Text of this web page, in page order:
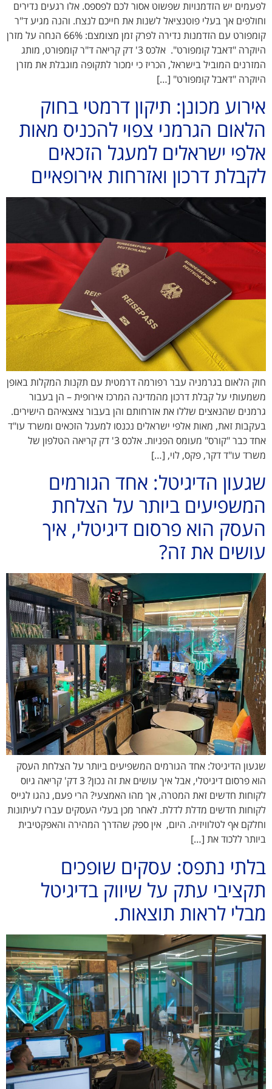
לפעמים יש הזדמנויות שפשוט אסור לכם לפספס. אלו רגעים נדירים
וחולפים אך בעלי פוטנציאל לשנות את חייכם לנצח. והנה מגיע ד"ר
קומפורט עם הזדמנות נדירה לפרק זמן מצומצם: 66% הנחה על מזרן
היוקרה "דאבל קומפורט". אלכס 3' דק קריאה ד"ר קומפורט, מותג
המזרנים המוביל בישראל, הכריז כי ימכור לתקופה מוגבלת את מזרן
היוקרה "דאבל קומפורט" […]
אירוע מכונן: תיקון דרמטי בחוק
הלאום הגרמני צפוי להכניס מאות
אלפי ישראלים למעגל הזכאים
לקבלת דרכון ואזרחות אירופאיים
חוק הלאום בגרמניה עבר רפורמה דרמטית עם תקנות המקלות באופן
משמעותי על קבלת דרכון מהמדינה המרכז אירופית – הן בעבור
גרמנים שהנאצים שללו את אזרחותם והן בעבור צאצאיהם הישירים.
בעקבות זאת, מאות אלפי ישראלים נכנסו למעגל הזכאים ומשרד עו"ד
אחד כבר "קורס" מעומס הפניות. אלכס 3' דק קריאה הטלפון של
משרד עו"ד דקר, פקס, לוי, […]
שגעון הדיגיטל: אחד הגורמים
המשפיעים ביותר על הצלחת
העסק הוא פרסום דיגיטלי, איך
עושים את זה?
שגעון הדיגיטל: אחד הגורמים המשפיעים ביותר על הצלחת העסק
הוא פרסום דיגיטלי, אבל איך עושים את זה נכון? 3 דק' קריאה גיוס
לקוחות חדשים זאת המטרה, אך מהו האמצעי? הרי פעם, נהגו לגייס
לקוחות חדשים מדלת לדלת. לאחר מכן בעלי העסקים עברו לעיתונות
וחלקם אף לטלוויזיה. היום, אין ספק שהדרך המהירה והאפקטיבית
ביותר ללכוד את […]
בלתי נתפס: עסקים שופכים
תקציבי עתק על שיווק בדיגיטל
מבלי לראות תוצאות.